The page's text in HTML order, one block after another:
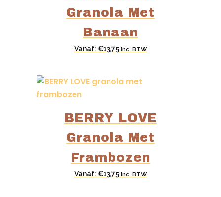
Granola Met
Banaan
Vanaf: €13,75 inc. BTW
BERRY LOVE
Granola Met
Frambozen
Vanaf: €13,75 inc. BTW